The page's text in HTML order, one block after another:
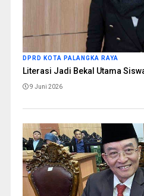
DPRD KOTA PALANGKA RAYA
Literasi Jadi Bekal Utama
9 Juni 2026